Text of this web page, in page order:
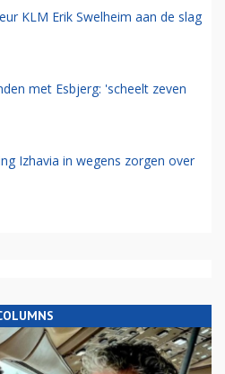
KLM Erik Swelheim aan de slag
met Esbjerg: 'scheelt zeven
Izhavia in wegens zorgen over